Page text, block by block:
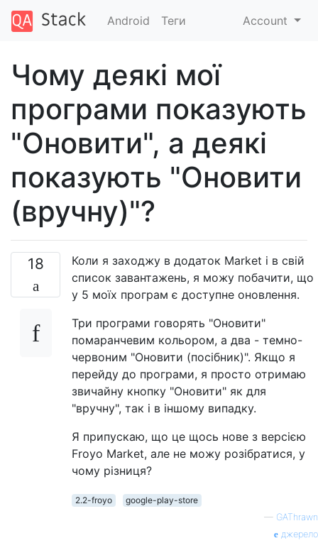
Android Теги Account
Чому деякі мої
програми показують
"Оновити", а деякі
показують "Оновити
(вручну)"?
18
Коли я заходжу в додаток Market і в свій
список завантажень, я можу побачити, що
у 5 моїх програм є доступне оновлення.
Три програми говорять "Оновити"
помаранчевим кольором, а два - темно-
червоним "Оновити (посібник)". Якщо я
перейду до програми, я просто отримаю
звичайну кнопку "Оновити" як для
"вручну", так і в іншому випадку.
Я припускаю, що це щось нове з версією
Froyo Market, але не можу розібратися, у
чому різниця?
2.2-froyo
google-play-store
— GAThrawn
джерело